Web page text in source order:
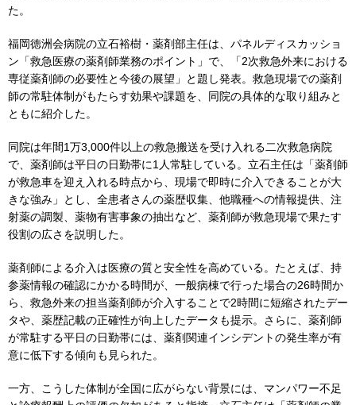
た。
福岡徳洲会病院の立石裕樹・薬剤部主任は、パネルディスカッショ
ン「救急医療の薬剤師業務のポイント」で、「2次救急外来における
専従薬剤師の必要性と今後の展望」と題し発表。救急現場での薬剤
師の常駐体制がもたらす効果や課題を、同院の具体的な取り組みと
ともに紹介した。
同院は年間1万3,000件以上の救急搬送を受け入れる二次救急病院
で、薬剤師は平日の日勤帯に1人常駐している。立石主任は「薬剤師
が救急車を迎え入れる時点から、現場で即時に介入できることが大
きな強み」とし、全患者さんの薬歴収集、他職種への情報提供、注
射薬の調製、薬物有害事象の抽出など、薬剤師が救急現場で果たす
役割の広さを説明した。
薬剤師による介入は医療の質と安全性を高めている。たとえば、持
参薬情報の確認にかかる時間が、一般病棟で行った場合の26時間か
ら、救急外来の担当薬剤師が介入することで2時間に短縮されたデー
タや、薬歴記載の正確性が向上したデータも提示。さらに、薬剤師
が常駐する平日の日勤帯には、薬剤関連インシデントの発生率が有
意に低下する傾向も見られた。
一方、こうした体制が全国に広がらない背景には、マンパワー不足